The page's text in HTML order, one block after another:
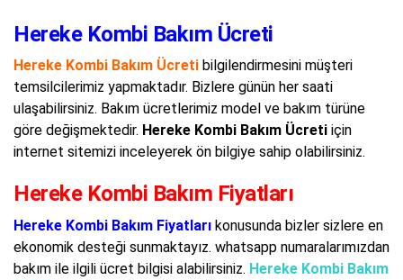
Hereke Kombi Bakım Ücreti
Hereke Kombi Bakım Ücreti bilgilendirmesini müşteri
temsilcilerimiz yapmaktadır. Bizlere günün her saati
ulaşabilirsiniz. Bakım ücretlerimiz model ve bakım türüne
göre değişmektedir. Hereke Kombi Bakım Ücreti için
internet sitemizi inceleyerek ön bilgiye sahip olabilirsiniz.
Hereke Kombi Bakım Fiyatları
Hereke Kombi Bakım Fiyatları konusunda bizler sizlere en
ekonomik desteği sunmaktayız. whatsapp numaralarımızdan
bakım ile ilgili ücret bilgisi alabilirsiniz. Hereke Kombi Bakım